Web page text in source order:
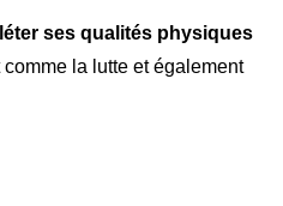
ses qualités physiques
la lutte et également